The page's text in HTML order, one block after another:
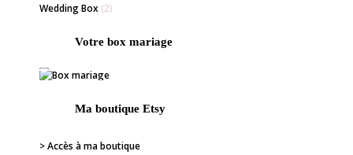
Wedding Box(2)
Votre box mariage
Ma boutique Etsy
> Accès à ma boutique